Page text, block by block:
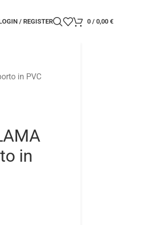
/ REGISTER 0 / 0,00 €
in PVC
in